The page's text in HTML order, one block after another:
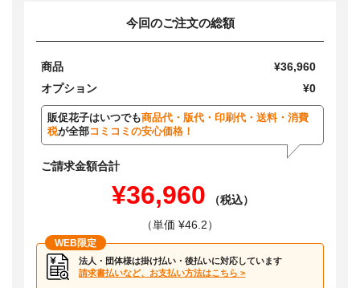
今回のご注文の総額
商品
¥36,960
オプション
¥0
販促花子はいつでも商品代・版代・印刷代・送料・消費
税が全部コミコミの安心価格！
ご請求金額合計
¥36,960
（税込）
（単価 ¥46.2）
WEB限定
法人・団体様は掛け払い・後払いに対応しています
請求書払いなど、お支払い方法はこちら >